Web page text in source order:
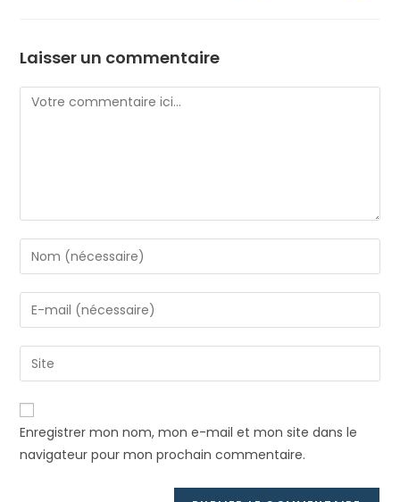
Laisser un commentaire
Comment
Enter
your
name
or
to
comment
Enter
your
email
address
comment
Saisir
l’URL
de
votre
(facultatif)
Enregistrer mon nom, mon e-mail et mon site dans le
navigateur pour mon prochain commentaire.